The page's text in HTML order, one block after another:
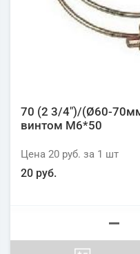
70 (2 3/4")/(Ø60-
винтом М6*50
Цена 20 руб. за 1 шт
20 руб.